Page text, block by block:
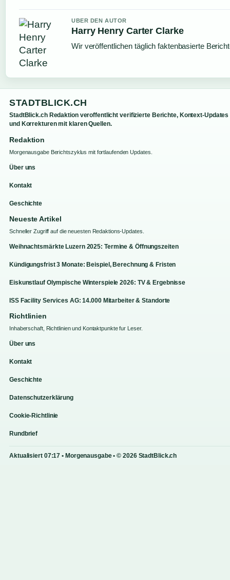
UBER DEN AUTOR
Harry Henry Carter Clarke
Wir veröffentlichen täglich faktenbasierte
STADTBLICK.CH
StadtBlick.ch Redaktion veroffentlicht verifizierte Berichte, Kontext-Updates
und Korrekturen mit klaren Quellen.
Redaktion
Morgenausgabe Berichtszyklus mit fortlaufenden Updates.
Über uns
Kontakt
Geschichte
Neueste Artikel
Schneller Zugriff auf die neuesten Redaktions-Updates.
Weihnachtsmärkte Luzern 2025: Termine & Öffnungszeiten
Kündigungsfrist 3 Monate: Beispiel, Berechnung & Fristen
Eiskunstlauf Olympische Winterspiele 2026: TV & Ergebnisse
ISS Facility Services AG: 14.000 Mitarbeiter & Standorte
Richtlinien
Inhaberschaft, Richtlinien und Kontaktpunkte fur Leser.
Über uns
Kontakt
Geschichte
Datenschutzerklärung
Cookie-Richtlinie
Rundbrief
Aktualisiert 07:17 • Morgenausgabe • © 2026 StadtBlick.ch